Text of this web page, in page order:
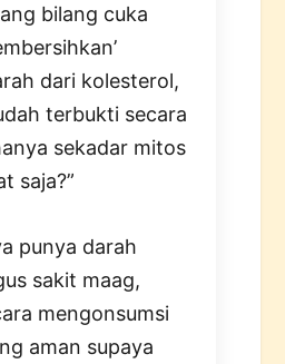
bilang cuka
dari kolesterol,
terbukti secara
sekadar mitos
saja?”
punya darah
sakit maag,
mengonsumsi
aman supaya